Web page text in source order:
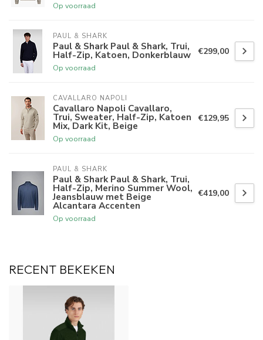
Op voorraad
PAUL & SHARK
Paul & Shark Paul & Shark, Trui,
Half-Zip, Katoen, Donkerblauw
Op voorraad
€299,00
CAVALLARO NAPOLI
Cavallaro Napoli Cavallaro,
Trui, Sweater, Half-Zip, Katoen
Mix, Dark Kit, Beige
Op voorraad
€129,95
PAUL & SHARK
Paul & Shark Paul & Shark, Trui,
Half-Zip, Merino Summer Wool,
Jeansblauw met Beige
Alcantara Accenten
Op voorraad
€419,00
RECENT BEKEKEN